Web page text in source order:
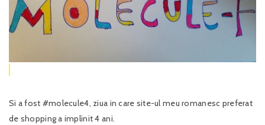
Si a fost #molecule4, ziua in care site-ul meu romanesc preferat
de shopping a implinit 4 ani.